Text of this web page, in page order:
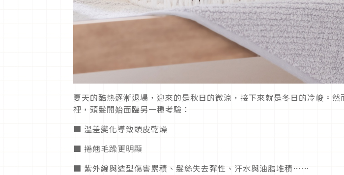
夏天的酷熱逐漸退場，迎來的是秋日的微涼，接下來就是冬日的冷峻。
裡，頭髮開始面臨另一種考驗：
■ 溫差變化導致頭皮乾燥
■ 捲翹毛躁更明顯
■ 紫外線與造型傷害累積、髮絲失去彈性、汗水與油脂堆積……